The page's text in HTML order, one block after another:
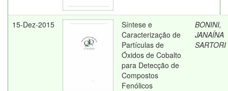
15-Dez-2015
Síntese e
Caracterização de
Partículas de
Óxidos de Cobalto
para Detecção de
Compostos
Fenólicos
BONINI,
JANAÍNA
SARTORI